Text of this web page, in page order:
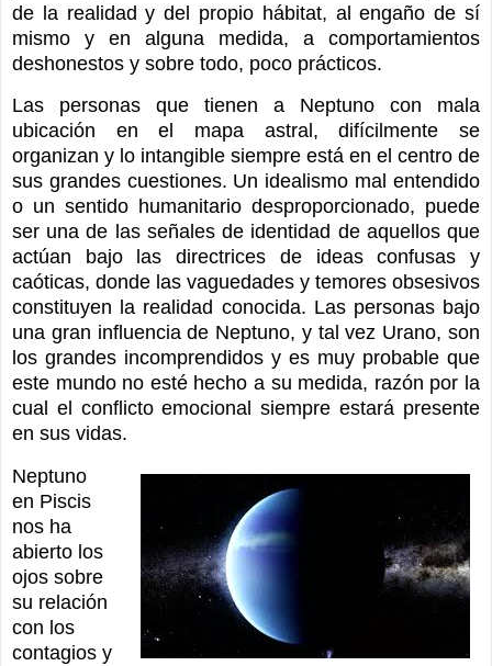
de la realidad y del propio hábitat, al engaño de sí
mismo y en alguna medida, a comportamientos
deshonestos y sobre todo, poco prácticos.
Las personas que tienen a Neptuno con mala
ubicación en el mapa astral, difícilmente se
organizan y lo intangible siempre está en el centro de
sus grandes cuestiones. Un idealismo mal entendido
o un sentido humanitario desproporcionado, puede
ser una de las señales de identidad de aquellos que
actúan bajo las directrices de ideas confusas y
caóticas, donde las vaguedades y temores obsesivos
constituyen la realidad conocida. Las personas bajo
una gran influencia de Neptuno, y tal vez Urano, son
los grandes incomprendidos y es muy probable que
este mundo no esté hecho a su medida, razón por la
cual el conflicto emocional siempre estará presente
en sus vidas.
Neptuno
en Piscis
nos ha
abierto los
ojos sobre
su relación
con los
contagios y